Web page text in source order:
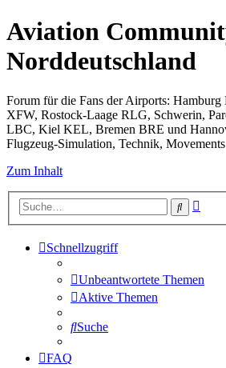
Aviation
Norddeutschland
Forum für die Fans der Airports:
XFW, Rostock-Laage RLG, Schwerin,
LBC, Kiel KEL, Bremen BRE und
Flugzeug-Simulation, Technik, Movements
Zum Inhalt
Suche
Schnellzugriff
Unbeantwortete Themen
Aktive Themen
Suche
FAQ